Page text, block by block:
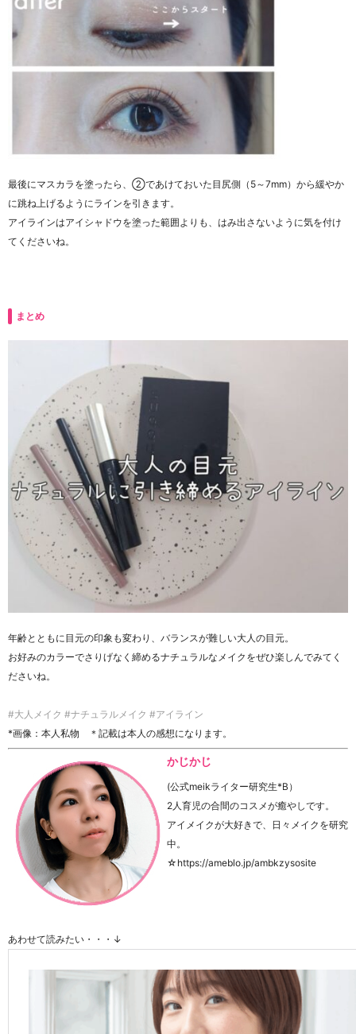
最後にマスカラを塗ったら、②であけておいた目尻側（5～7mm）から緩やか
に跳ね上げるようにラインを引きます。
アイラインはアイシャドウを塗った範囲よりも、はみ出さないように気を付け
てくださいね。
まとめ
年齢とともに目元の印象も変わり、バランスが難しい大人の目元。
お好みのカラーでさりげなく締めるナチュラルなメイクをぜひ楽しんでみてく
ださいね。
#大人メイク #ナチュラルメイク #アイライン
*画像：本人私物 ＊記載は本人の感想になります。
かじかじ
(公式meikライター研究生*B）
2人育児の合間のコスメが癒やしです。
アイメイクが大好きで、日々メイクを研究
中。
☆https://ameblo.jp/ambkzysosite
あわせて読みたい・・・↓